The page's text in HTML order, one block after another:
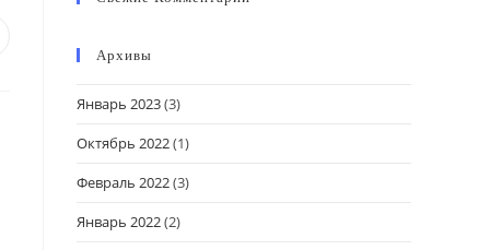
Архивы
Январь 2023(3)
Октябрь 2022(1)
Февраль 2022(3)
Январь 2022(2)